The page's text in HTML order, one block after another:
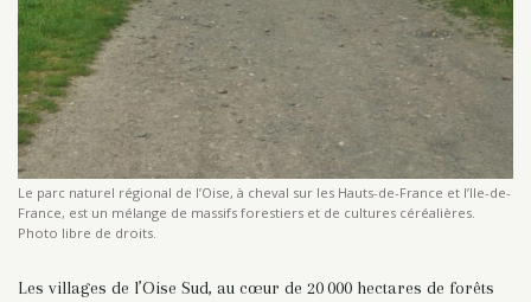
Le parc naturel régional de l’Oise, à cheval sur les Hauts-de-France et l’Ile-de-
France, est un mélange de massifs forestiers et de cultures céréalières.
Photo libre de droits.
Les villages de l’Oise Sud, au cœur de 20 000 hectares de forêts